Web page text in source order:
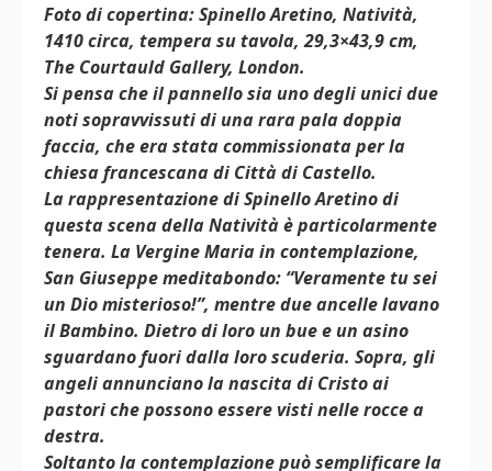
Foto di copertina: Spinello Aretino, Natività,
1410 circa, tempera su tavola, 29,3×43,9 cm,
The Courtauld Gallery, London.
Si pensa che il pannello sia uno degli unici due
noti sopravvissuti di una rara pala doppia
faccia, che era stata commissionata per la
chiesa francescana di Città di Castello.
La rappresentazione di Spinello Aretino di
questa scena della Natività è particolarmente
tenera. La Vergine Maria in contemplazione,
San Giuseppe meditabondo: “Veramente tu sei
un Dio misterioso!”, mentre due ancelle lavano
il Bambino. Dietro di loro un bue e un asino
sguardano fuori dalla loro scuderia. Sopra, gli
angeli annunciano la nascita di Cristo ai
pastori che possono essere visti nelle rocce a
destra.
Soltanto la contemplazione può semplificare la